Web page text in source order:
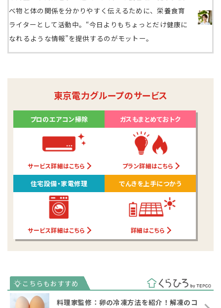
べ物と体の関係を分かりやすく伝えるために、栄養食育
ライターとして活動中。“今日よりもちょっとだけ健康に
なれるような情報”を提供するのがモットー。
東京電力グループのサービス
プロのエアコン掃除
サービス詳細はこちら
ガスもまとめておトク
プラン詳細はこちら
住宅設備・家電修理
サービス詳細はこちら
でんきを上手につかう
詳細はこちら
料理家監修：卵の冷凍方法を紹介！解凍のコ